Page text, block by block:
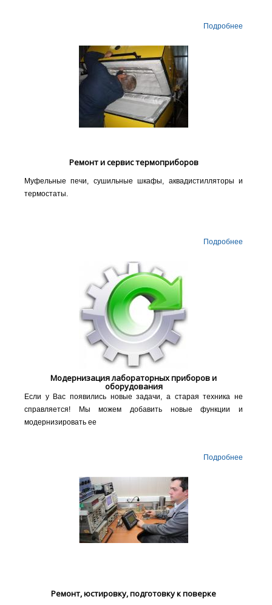
Подробнее
Ремонт и сервис термоприборов
Муфельные печи, сушильные шкафы, аквадистилляторы и
термостаты.
Подробнее
Модернизация лабораторных приборов и
оборудования
Если у Вас появились новые задачи, а старая техника не
справляется! Мы можем добавить новые функции и
модернизировать ее
Подробнее
Ремонт, юстировку, подготовку к поверке